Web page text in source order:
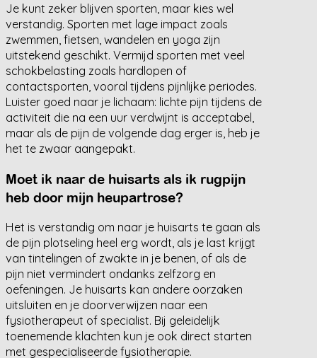
Je kunt zeker blijven sporten, maar kies wel
verstandig. Sporten met lage impact zoals
zwemmen, fietsen, wandelen en yoga zijn
uitstekend geschikt. Vermijd sporten met veel
schokbelasting zoals hardlopen of
contactsporten, vooral tijdens pijnlijke periodes.
Luister goed naar je lichaam: lichte pijn tijdens de
activiteit die na een uur verdwijnt is acceptabel,
maar als de pijn de volgende dag erger is, heb je
het te zwaar aangepakt.
Moet ik naar de huisarts als ik rugpijn
heb door mijn heupartrose?
Het is verstandig om naar je huisarts te gaan als
de pijn plotseling heel erg wordt, als je last krijgt
van tintelingen of zwakte in je benen, of als de
pijn niet vermindert ondanks zelfzorg en
oefeningen. Je huisarts kan andere oorzaken
uitsluiten en je doorverwijzen naar een
fysiotherapeut of specialist. Bij geleidelijk
toenemende klachten kun je ook direct starten
met gespecialiseerde fysiotherapie.